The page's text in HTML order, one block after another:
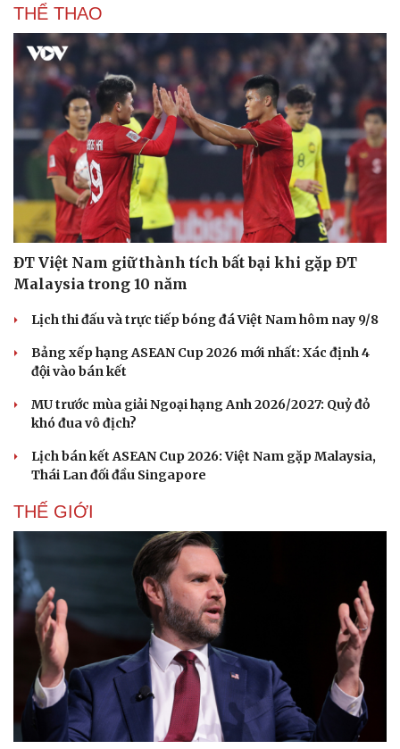
Du lịch
Tư vấn
Podcast
Câu chuyện thời sự
THỂ THAO
ĐT Việt Nam giữ thành tích bất bại khi gặp ĐT
Malaysia trong 10 năm
Lịch thi đấu và trực tiếp bóng đá Việt Nam hôm nay 9/8
Bảng xếp hạng ASEAN Cup 2026 mới nhất: Xác định 4
đội vào bán kết
MU trước mùa giải Ngoại hạng Anh 2026/2027: Quỷ đỏ
khó đua vô địch?
Lịch bán kết ASEAN Cup 2026: Việt Nam gặp Malaysia,
Thái Lan đối đầu Singapore
THẾ GIỚI